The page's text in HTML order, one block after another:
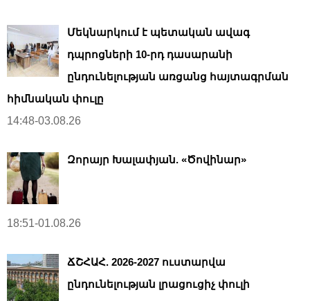
Մեկնարկում է պետական ավագ
դպրոցների 10-րդ դասարանի
ընդունելության առցանց հայտագրման
հիմնական փուլը
14:48-03.08.26
Զորայր Խալափյան. «Ծովինար»
18:51-01.08.26
ՃՇՀԱՀ. 2026-2027 ուստարվա
ընդունելության լրացուցիչ փուլի